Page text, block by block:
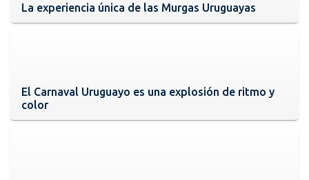
La experiencia única de las Murgas Uruguayas
El Carnaval Uruguayo es una explosión de ritmo y
color